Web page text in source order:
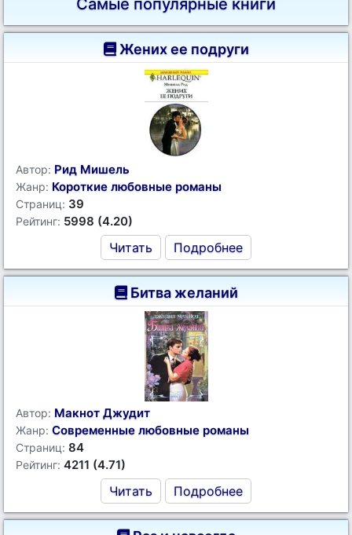
Самые популярные книги
Жених ее подруги
Автор: Рид Мишель
Жанр: Короткие любовные романы
Страниц: 39
Рейтинг: 5998 (4.20)
Читать Подробнее
Битва желаний
Автор: Макнот Джудит
Жанр: Современные любовные романы
Страниц: 84
Рейтинг: 4211 (4.71)
Читать Подробнее